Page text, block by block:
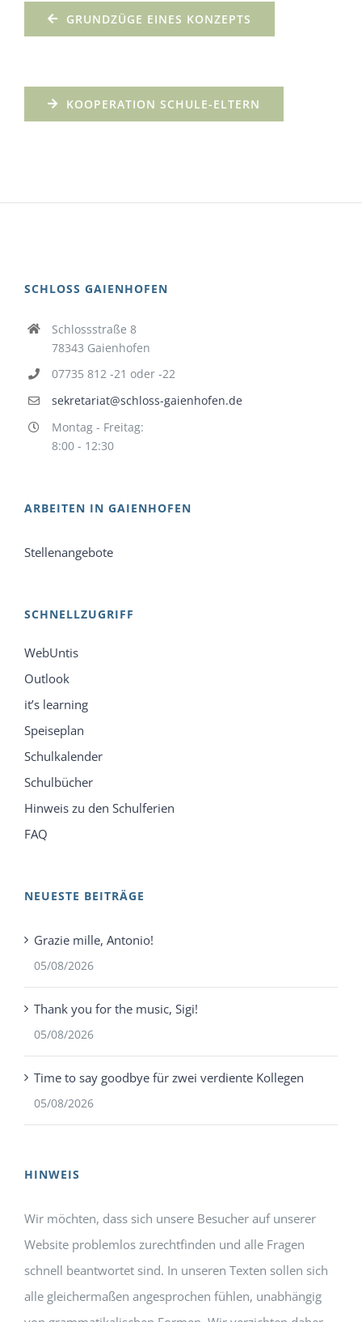
GRUNDZÜGE EINES KONZEPTS
KOOPERATION SCHULE-ELTERN
SCHLOSS GAIENHOFEN
Schlossstraße 8
78343 Gaienhofen
07735 812 -21 oder -22
sekretariat@schloss-gaienhofen.de
Montag - Freitag:
8:00 - 12:30
ARBEITEN IN GAIENHOFEN
Stellenangebote
SCHNELLZUGRIFF
WebUntis
Outlook
it’s learning
Speiseplan
Schulkalender
Schulbücher
Hinweis zu den Schulferien
FAQ
NEUESTE BEITRÄGE
Grazie mille, Antonio!
05/08/2026
Thank you for the music, Sigi!
05/08/2026
Time to say goodbye für zwei verdiente Kollegen
05/08/2026
HINWEIS
Wir möchten, dass sich unsere Besucher auf unserer
Website problemlos zurechtfinden und alle Fragen
schnell beantwortet sind. In unseren Texten sollen sich
alle gleichermaßen angesprochen fühlen, unabhängig